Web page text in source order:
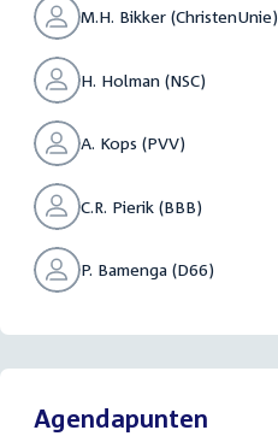
M.H. Bikker (ChristenUnie)
H. Holman (NSC)
A. Kops (PVV)
C.R. Pierik (BBB)
P. Bamenga (D66)
Agendapunten